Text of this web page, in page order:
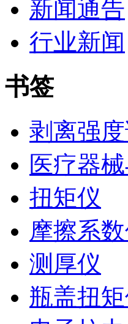
新闻通告
行业新闻
书签
剥离强
医疗器
扭矩仪
摩擦系
测厚仪
瓶盖扭